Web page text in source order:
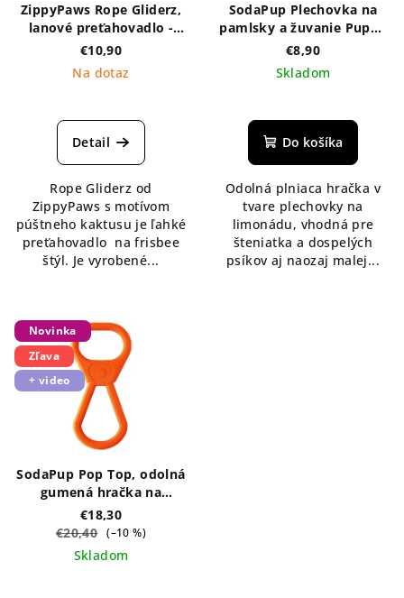
ZippyPaws Rope Gliderz,
lanové preťahovadlo -
Kaktus
€10,90
Na dotaz
Detail
Rope Gliderz od
ZippyPaws s motívom
púštneho kaktusu je ľahké
preťahovadlo na frisbee
štýl. Je vyrobené...
SodaPup Plechovka na
pamlsky a žuvanie Puppy
- ružová S
€8,90
Skladom
Do košíka
Odolná plniaca hračka v
tvare plechovky na
limonádu, vhodná pre
šteniatka a dospelých
psíkov aj naozaj malej...
Novinka
Zľava
+ video
SodaPup Pop Top, odolná
gumená hračka na
preťahovanie - oranžová
€18,30
€20,40 (–10 %)
Skladom